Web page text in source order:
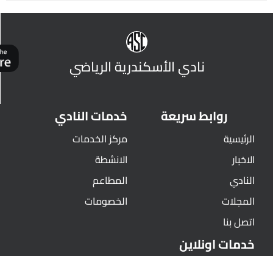
نادي الأسكندرية الرياضي
روابط سريعة
الرئيسية
الاخبار
النادي
المجلات
اتصل بنا
خدمات النادي
مركز الخدمات
الانشطة
المطاعم
الخصومات
خدمات اونلاين